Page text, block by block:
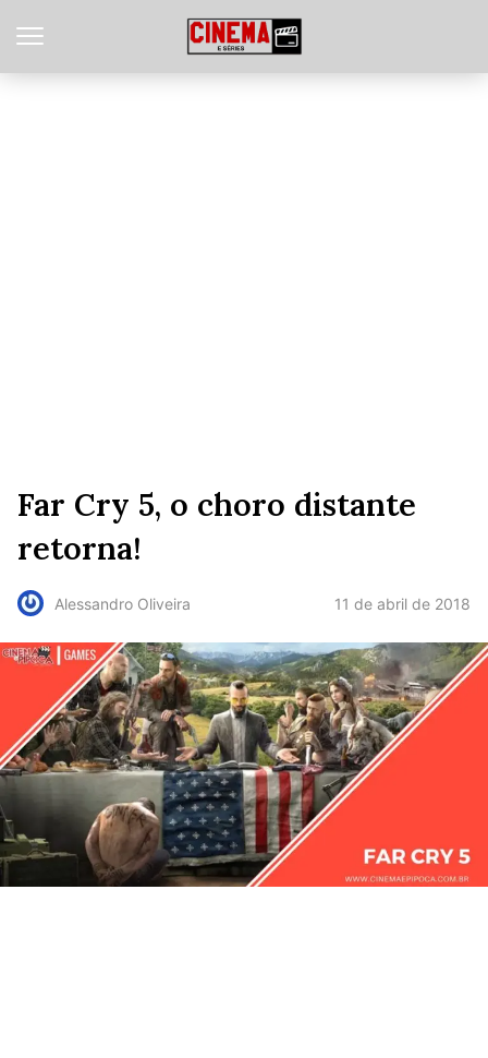
Far Cry 5, o choro distante
retorna!
Alessandro Oliveira 11 de abril de 2018